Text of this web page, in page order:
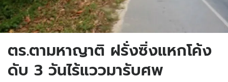
ตร.ตามหาญาติ ฝรั่งซิ่งแหกโค้ง
ดับ 3 วันไร้แววมารับศพ